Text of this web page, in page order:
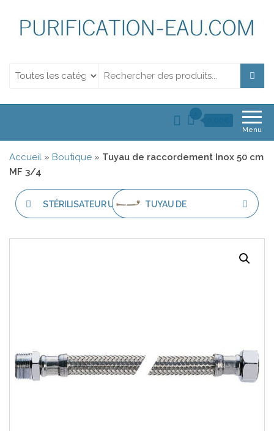
Purification de l'eau.
Filtration et
Désinfection Uv
Menu
Accueil » Boutique » Tuyau de raccordement Inox 50 cm
MF 3/4
STÉRILISATEUR UV-C TUYAU DE